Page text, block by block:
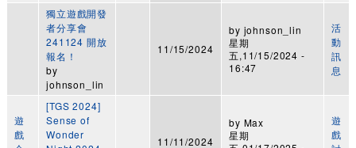
獨立遊戲開發
者分享會
241124 開放
報名！
by
johnson_lin
11/15/2024
by johnson_lin
星期
五,11/15/2024 -
16:47
活
動
訊
息
遊
戲
[TGS 2024]
Sense of
Wonder
11/11/2024
by Max
星期
遊
戲